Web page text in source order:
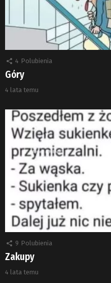
4 Polubienia
Góry
4 lata temu
9 Polubienia
Zakupy
4 lata temu